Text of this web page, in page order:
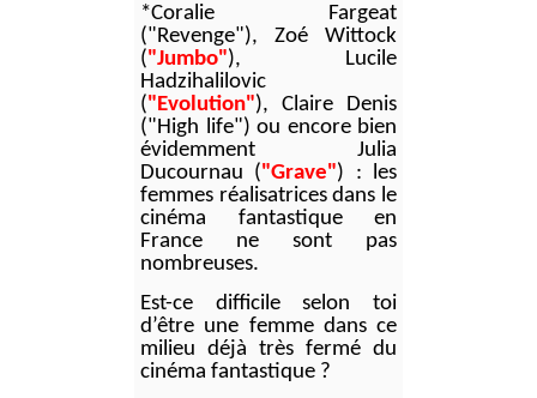
*Coralie Fargeat
(" Revenge"), Zoé Wittock
("Jumbo"), Lucile
Hadzihalilovic
("Evolution"), Claire Denis
("High life") ou encore bien
évidemment Julia
Ducournau ("Grave") : les
femmes réalisatrices dans le
cinéma fantastique en
France ne sont pas
nombreuses.
Est-ce difficile selon toi
d’être une femme dans ce
milieu déjà très fermé du
cinéma fantastique ?